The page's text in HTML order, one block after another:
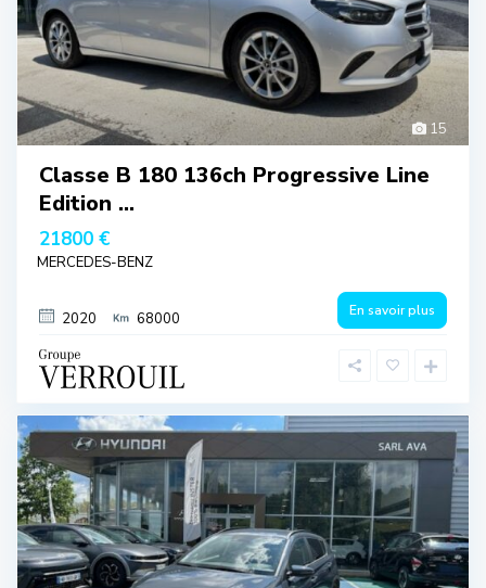
15
Classe B 180 136ch Progressive Line
Edition ...
21800 €
MERCEDES-BENZ
2020 68000 En savoir plus